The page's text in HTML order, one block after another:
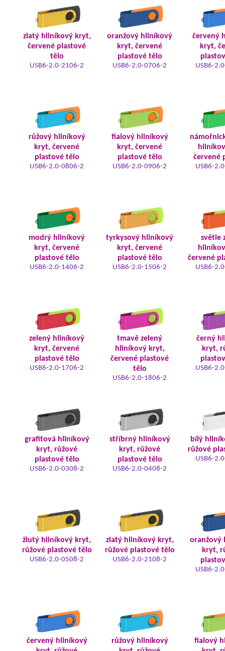
zlatý hliníkový kryt,
červené plastové
tělo
USB6-2.0-2106-2
oranžový hliníkový
kryt, červené
plastové tělo
USB6-2.0-0706-2
červený
kryt,
USB6-
růžový hliníkový
kryt, červené
plastové tělo
USB6-2.0-0806-2
fialový hliníkový
kryt, červené
plastové tělo
USB6-2.0-0906-2
červené
USB6-
modrý hliníkový
kryt, červené
plastové tělo
USB6-2.0-1406-2
tyrkysový hliníkový
kryt, červené
plastové tělo
USB6-2.0-1506-2
světle
červené
USB6-
zelený hliníkový
kryt, červené
plastové tělo
USB6-2.0-1706-2
tmavě zelený
hliníkový kryt,
červené plastové
tělo
USB6-2.0-1806-2
černý
kryt,
USB6-
grafitová hliníkový
kryt, růžové
plastové tělo
USB6-2.0-0308-2
stříbrný hliníkový
kryt, růžové
plastové tělo
USB6-2.0-0408-2
bílý
růžové
USB6-
žlutý hliníkový kryt,
růžové plastové tělo
USB6-2.0-0508-2
zlatý hliníkový kryt,
růžové plastové tělo
USB6-2.0-2108-2
oranžový
kryt,
USB6-
červený hliníkový
růžový hliníkový
fialový